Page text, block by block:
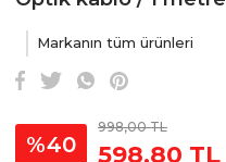
Markanın tüm ürünleri
%40
998,00 TL
598,80 TL